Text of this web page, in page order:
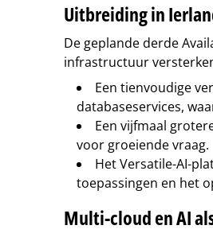
Uitbreiding in
De geplande derde
infrastructuur
Een tienvoudige
databaseservices,
Een vijfmaal
voor groeiende vraag.
Het Versatile-AI-
toepassingen en het
Multi-cloud en AI